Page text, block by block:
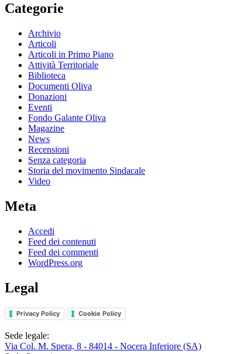
Categorie
Archivio
Articoli
Articoli in Primo Piano
Attività Territoriale
Biblioteca
Documenti Oliva
Donazioni
Eventi
Fondo Galante Oliva
Magazine
News
Recensioni
Senza categoria
Storia del movimento Sindacale
Video
Meta
Accedi
Feed dei contenuti
Feed dei commenti
WordPress.org
Legal
Privacy Policy Cookie Policy
Sede legale:
Via Col. M. Spera, 8 - 84014 - Nocera Inferiore (SA)